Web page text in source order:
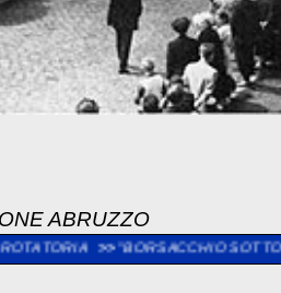
ABRUZZO
"BORSACCHIO SOTTO LE STELLE DI